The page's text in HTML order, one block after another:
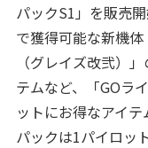
パックS1」を販売
で獲得可能な新機
（グレイズ改弐）
テムなど、「GOラ
ットにお得なアイ
パックは1パイロッ